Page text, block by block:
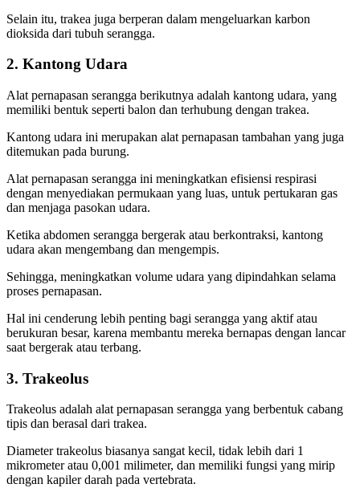
Selain itu, trakea juga berperan dalam mengeluarkan karbon
dioksida dari tubuh serangga.
2. Kantong Udara
Alat pernapasan serangga berikutnya adalah kantong udara, yang
memiliki bentuk seperti balon dan terhubung dengan trakea.
Kantong udara ini merupakan alat pernapasan tambahan yang juga
ditemukan pada burung.
Alat pernapasan serangga ini meningkatkan efisiensi respirasi
dengan menyediakan permukaan yang luas, untuk pertukaran gas
dan menjaga pasokan udara.
Ketika abdomen serangga bergerak atau berkontraksi, kantong
udara akan mengembang dan mengempis.
Sehingga, meningkatkan volume udara yang dipindahkan selama
proses pernapasan.
Hal ini cenderung lebih penting bagi serangga yang aktif atau
berukuran besar, karena membantu mereka bernapas dengan lancar
saat bergerak atau terbang.
3. Trakeolus
Trakeolus adalah alat pernapasan serangga yang berbentuk cabang
tipis dan berasal dari trakea.
Diameter trakeolus biasanya sangat kecil, tidak lebih dari 1
mikrometer atau 0,001 milimeter, dan memiliki fungsi yang mirip
dengan kapiler darah pada vertebrata.